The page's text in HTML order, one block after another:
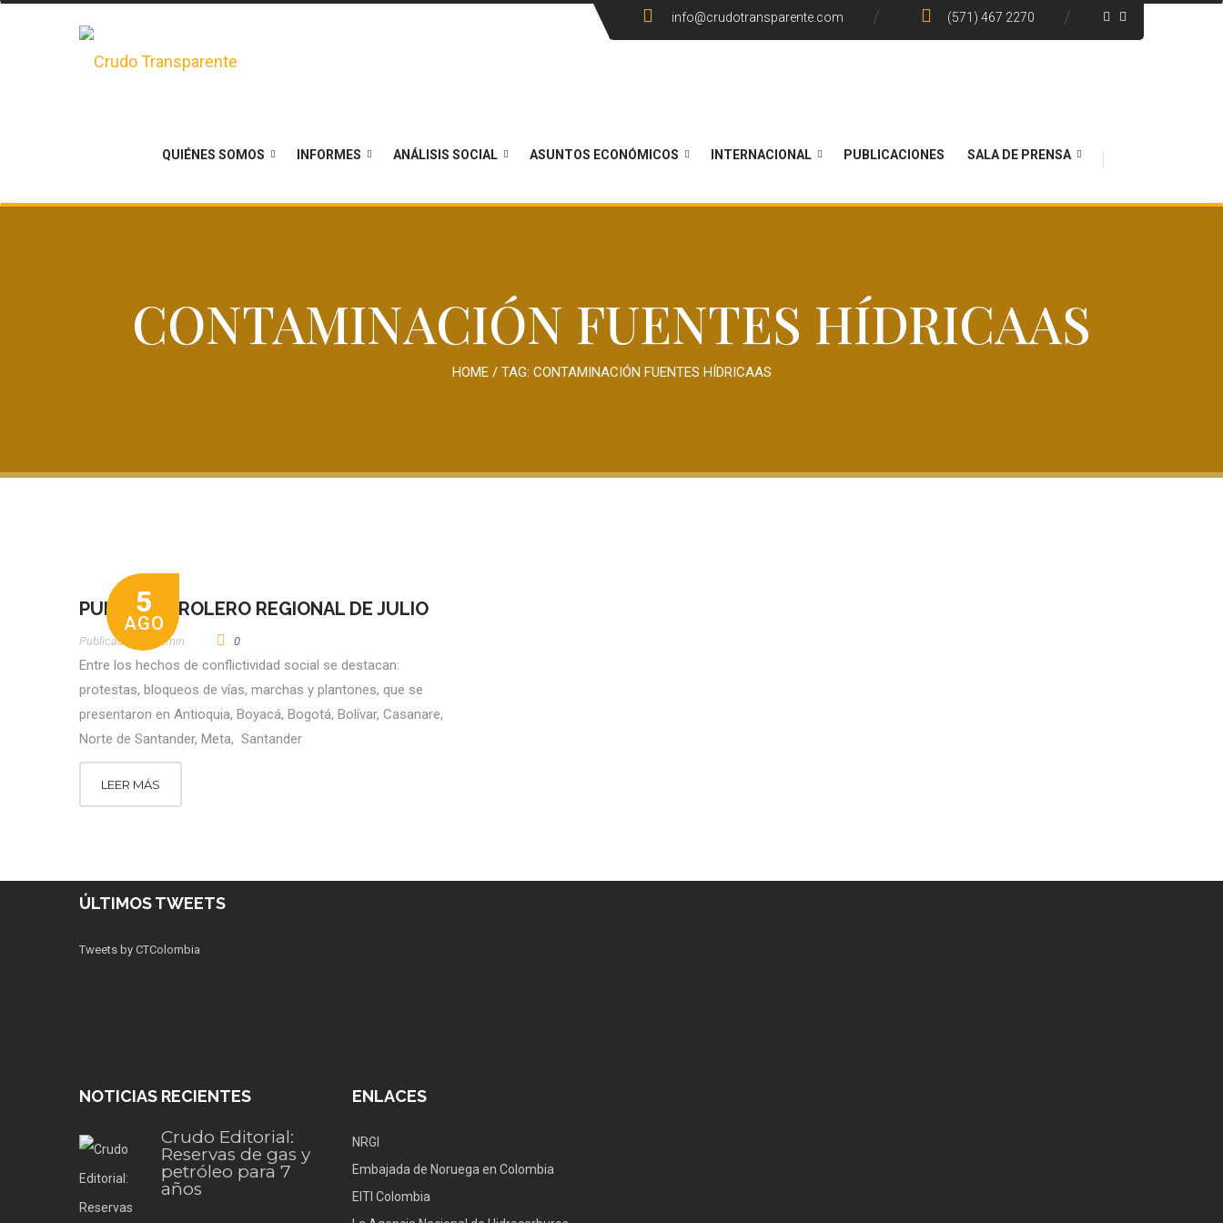
info@crudotransparente.com (571) 467 2270
QUIÉNES SOMOS INFORMES ANÁLISIS SOCIAL ASUNTOS ECONÓMICOS INTERNACIONAL PUBLICACIONES SALA DE PRENSA
CONTAMINACIÓN FUENTES HÍDRICAAS
HOME/ TAG: CONTAMINACIÓN FUENTES HÍDRICAAS
5
AGO
PULSO PETROLERO REGIONAL DE JULIO
Publicado por Admin 0
Entre los hechos de conflictividad social se destacan:
protestas, bloqueos de vías, marchas y plantones, que se
presentaron en Antioquia, Boyacá, Bogotá, Bolívar, Casanare,
Norte de Santander, Meta, Santander
LEER MÁS
ÚLTIMOS TWEETS
Tweets by CTColombia
NOTICIAS RECIENTES
Crudo Editorial:
Reservas de gas y
petróleo para 7
años
ENLACES
NRGI
Embajada de Noruega en Colombia
EITI Colombia